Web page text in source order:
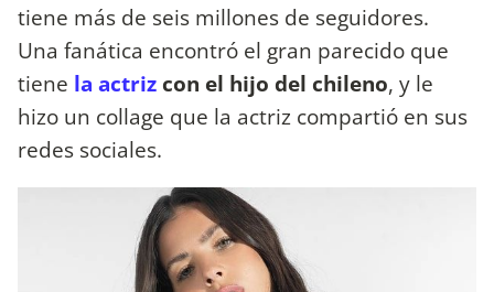
tiene más de seis millones de seguidores.
Una fanática encontró el gran parecido que
tiene la actriz con el hijo del chileno, y le
hizo un collage que la actriz compartió en sus
redes sociales.